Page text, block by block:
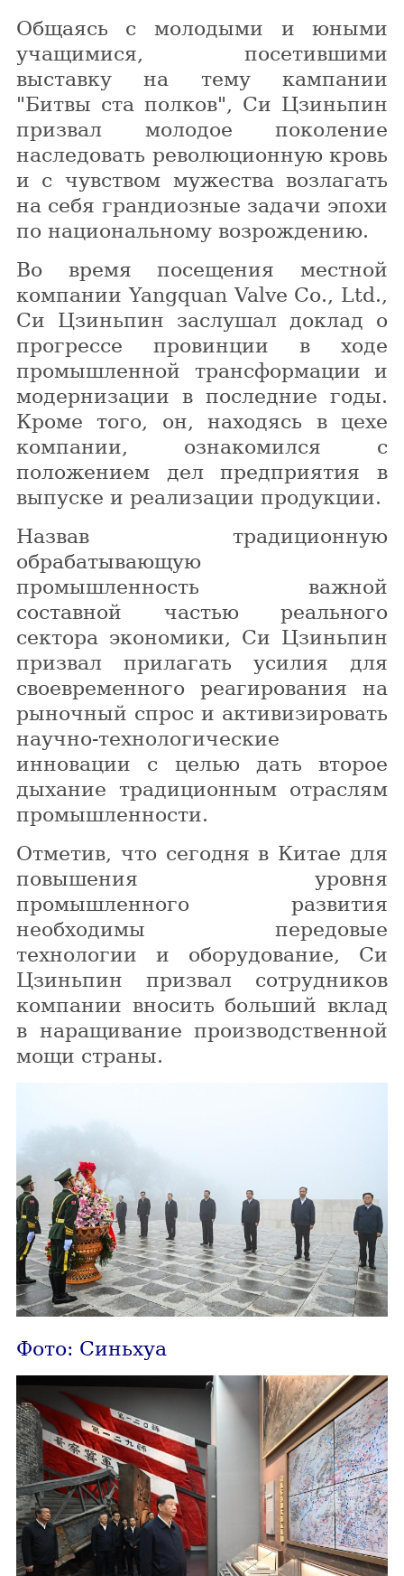
Общаясь с молодыми и юными
учащимися, посетившими
выставку на тему кампании
"Битвы ста полков", Си Цзиньпин
призвал молодое поколение
наследовать революционную кровь
и с чувством мужества возлагать
на себя грандиозные задачи эпохи
по национальному возрождению.
Во время посещения местной
компании Yangquan Valve Co., Ltd.,
Си Цзиньпин заслушал доклад о
прогрессе провинции в ходе
промышленной трансформации и
модернизации в последние годы.
Кроме того, он, находясь в цехе
компании, ознакомился с
положением дел предприятия в
выпуске и реализации продукции.
Назвав традиционную
обрабатывающую
промышленность важной
составной частью реального
сектора экономики, Си Цзиньпин
призвал прилагать усилия для
своевременного реагирования на
рыночный спрос и активизировать
научно-технологические
инновации с целью дать второе
дыхание традиционным отраслям
промышленности.
Отметив, что сегодня в Китае для
повышения уровня
промышленного развития
необходимы передовые
технологии и оборудование, Си
Цзиньпин призвал сотрудников
компании вносить больший вклад
в наращивание производственной
мощи страны.
Фото: Синьхуа